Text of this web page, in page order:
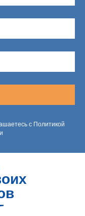
с Политикой